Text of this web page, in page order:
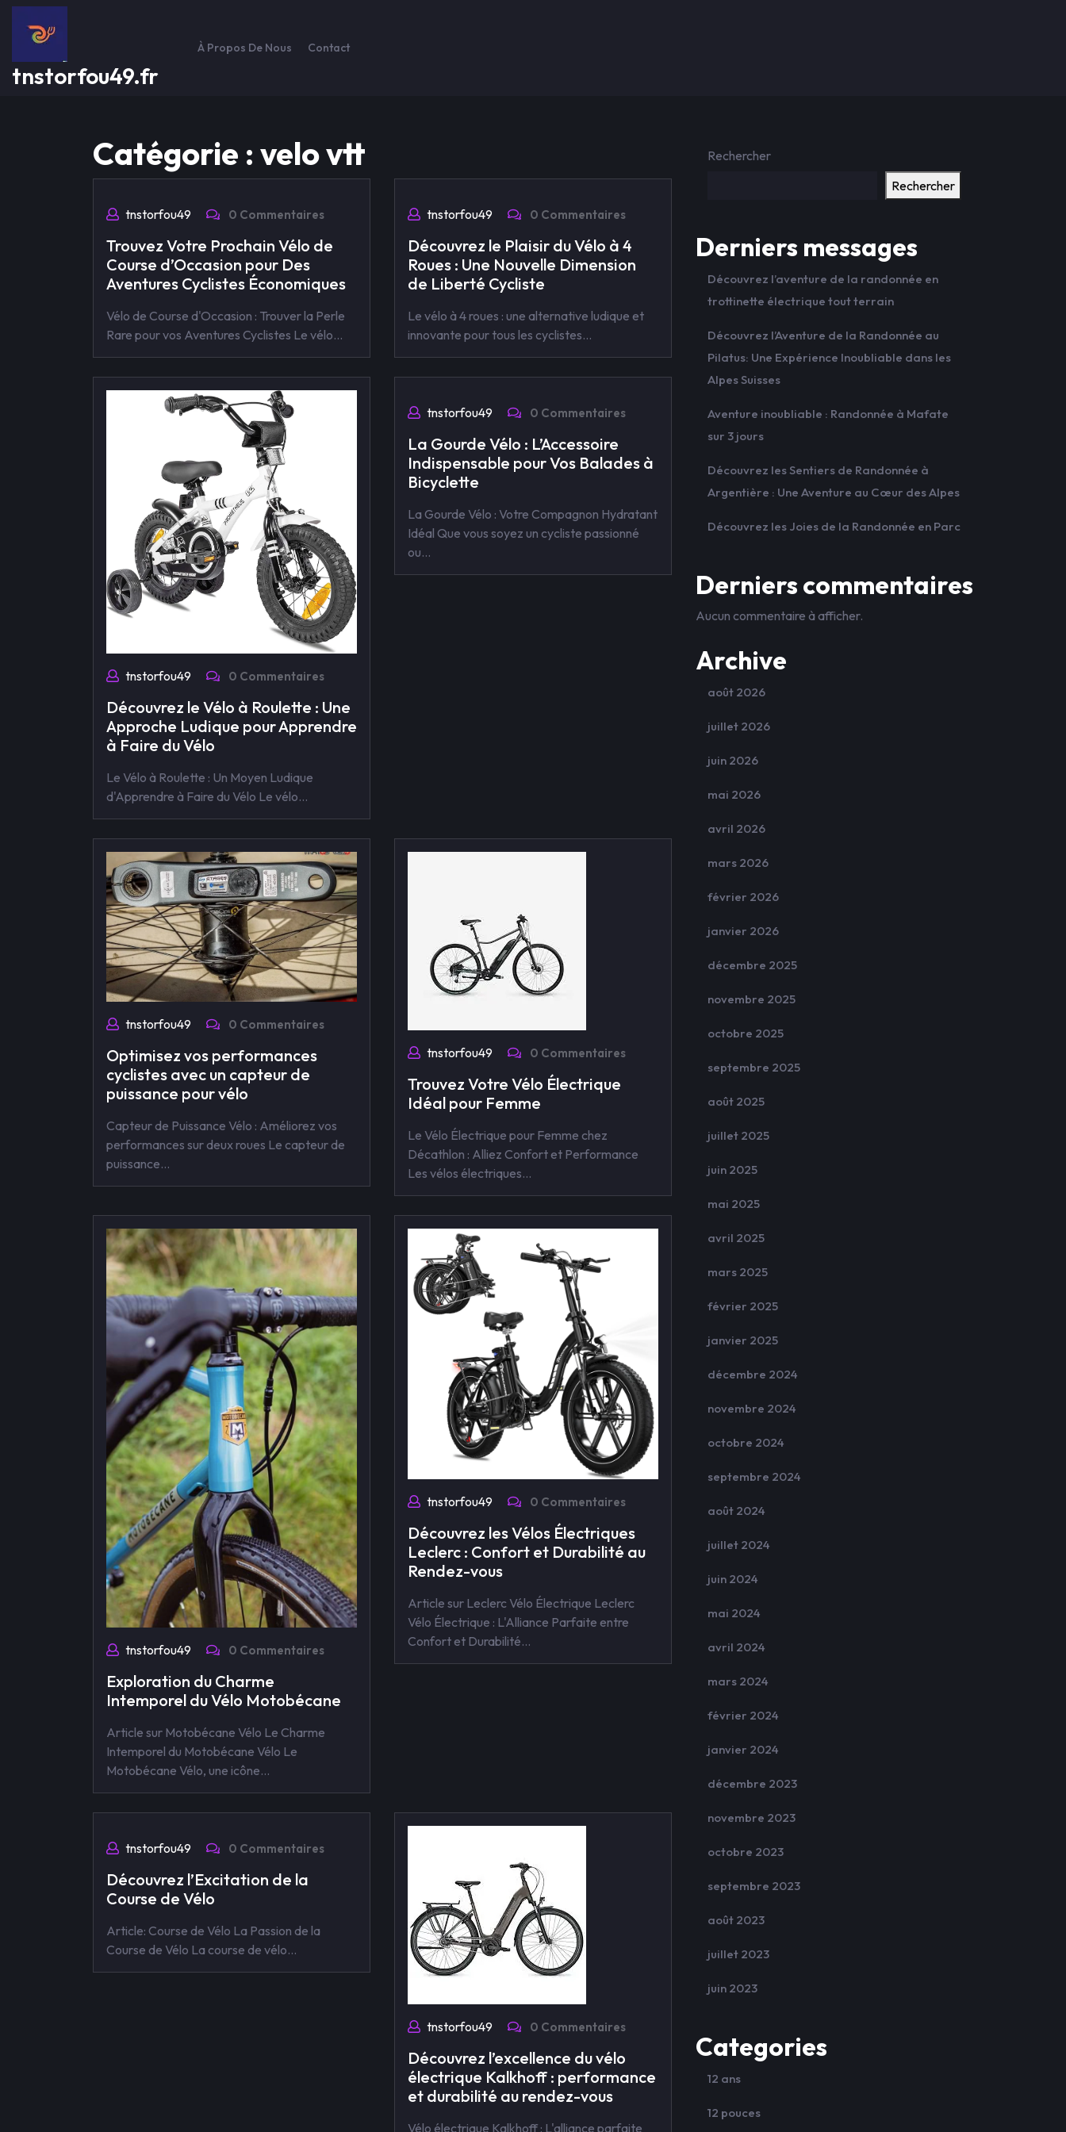
Passer
contenu
tnstorfou49.fr
À Propos De Nous Contact
Catégorie : velo vtt
tnstorfou49 0 Commentaires
Trouvez Votre Prochain Vélo de
Course d’Occasion pour Des
Aventures Cyclistes Économiques
Vélo de Course d'Occasion : Trouver la Perle
Rare pour vos Aventures Cyclistes Le vélo…
tnstorfou49 0 Commentaires
Découvrez le Plaisir du Vélo à 4
Roues : Une Nouvelle Dimension
de Liberté Cycliste
Le vélo à 4 roues : une alternative ludique et
innovante pour tous les cyclistes…
tnstorfou49 0 Commentaires
Découvrez le Vélo à Roulette : Une
Approche Ludique pour Apprendre
à Faire du Vélo
Le Vélo à Roulette : Un Moyen Ludique
d'Apprendre à Faire du Vélo Le vélo…
tnstorfou49 0 Commentaires
La Gourde Vélo : L’Accessoire
Indispensable pour Vos Balades à
Bicyclette
La Gourde Vélo : Votre Compagnon Hydratant
Idéal Que vous soyez un cycliste passionné
ou…
tnstorfou49 0 Commentaires
Optimisez vos performances
cyclistes avec un capteur de
puissance pour vélo
Capteur de Puissance Vélo : Améliorez vos
performances sur deux roues Le capteur de
puissance…
tnstorfou49 0 Commentaires
Trouvez Votre Vélo Électrique
Idéal pour Femme
Le Vélo Électrique pour Femme chez
Décathlon : Alliez Confort et Performance
Les vélos électriques…
tnstorfou49 0 Commentaires
Exploration du Charme
Intemporel du Vélo Motobécane
Article sur Motobécane Vélo Le Charme
Intemporel du Motobécane Vélo Le
Motobécane Vélo, une icône…
tnstorfou49 0 Commentaires
Découvrez les Vélos Électriques
Leclerc : Confort et Durabilité au
Rendez-vous
Article sur Leclerc Vélo Électrique Leclerc
Vélo Électrique : L'Alliance Parfaite entre
Confort et Durabilité…
tnstorfou49 0 Commentaires
Découvrez l’Excitation de la
Course de Vélo
Article: Course de Vélo La Passion de la
Course de Vélo La course de vélo…
tnstorfou49 0 Commentaires
Découvrez l’excellence du vélo
électrique Kalkhoff : performance
et durabilité au rendez-vous
Vélo électrique Kalkhoff : L'alliance parfaite
Rechercher
Rechercher
Derniers messages
Découvrez l’aventure de la randonnée en
trottinette électrique tout terrain
Découvrez l’Aventure de la Randonnée au
Pilatus: Une Expérience Inoubliable dans les
Alpes Suisses
Aventure inoubliable : Randonnée à Mafate
sur 3 jours
Découvrez les Sentiers de Randonnée à
Argentière : Une Aventure au Cœur des Alpes
Découvrez les Joies de la Randonnée en Parc
Derniers commentaires
Aucun commentaire à afficher.
Archive
août 2026
juillet 2026
juin 2026
mai 2026
avril 2026
mars 2026
février 2026
janvier 2026
décembre 2025
novembre 2025
octobre 2025
septembre 2025
août 2025
juillet 2025
juin 2025
mai 2025
avril 2025
mars 2025
février 2025
janvier 2025
décembre 2024
novembre 2024
octobre 2024
septembre 2024
août 2024
juillet 2024
juin 2024
mai 2024
avril 2024
mars 2024
février 2024
janvier 2024
décembre 2023
novembre 2023
octobre 2023
septembre 2023
août 2023
juillet 2023
juin 2023
Categories
12 ans
12 pouces